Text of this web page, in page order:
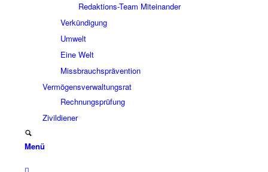
Redaktions-Team Miteinander
Verkündigung
Umwelt
Eine Welt
Missbrauchsprävention
Vermögensverwaltungsrat
Rechnungsprüfung
Zivildiener
Menü